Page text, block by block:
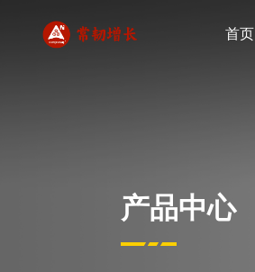
首页
产品中心